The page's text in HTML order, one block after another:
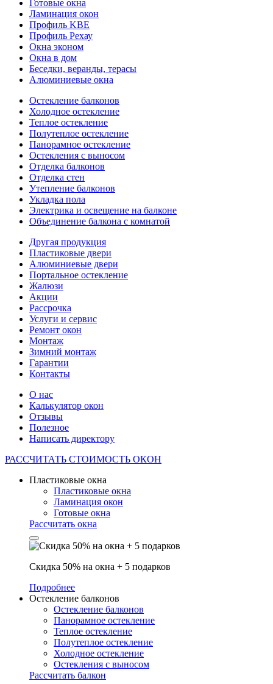
Готовые окна
Ламинация окон
Профиль KBE
Профиль Рехау
Окна эконом
Окна в дом
Беседки, веранды, терасы
Алюминиевые окна
Остекление балконов
Холодное остекление
Теплое остекление
Полутеплое остекление
Панорамное остекление
Остекления с выносом
Отделка балконов
Отделка стен
Утепление балконов
Укладка пола
Электрика и освещение на балконе
Объединение балкона с комнатой
Другая продукция
Пластиковые двери
Алюминиевые двери
Портальное остекление
Жалюзи
Акции
Рассрочка
Услуги и сервис
Ремонт окон
Монтаж
Зимний монтаж
Гарантии
Контакты
О нас
Калькулятор окон
Отзывы
Полезное
Написать директору
РАССЧИТАТЬ СТОИМОСТЬ ОКОН
Пластиковые окна
Пластиковые окна
Ламинация окон
Готовые окна
Рассчитать окна
Скидка 50% на окна + 5 подарков
Подробнее
Остекление балконов
Остекление балконов
Панорамное остекление
Теплое остекление
Полутеплое остекление
Холодное остекление
Остекления с выносом
Рассчитать балкон